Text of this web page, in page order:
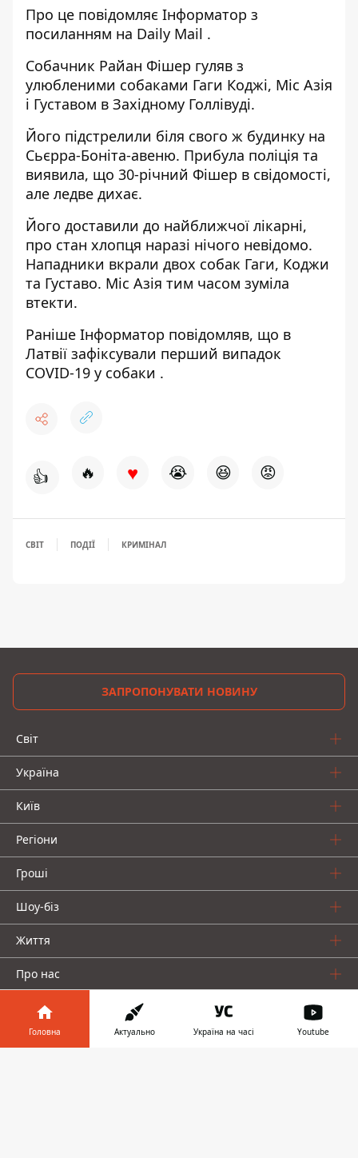
Про це повідомляє Інформатор з
посиланням на Daily Mail .
Собачник Райан Фішер гуляв з
улюбленими собаками Гаги Коджі, Міс Азія
і Густавом в Західному Голлівуді.
Його підстрелили біля свого ж будинку на
Сьєрра-Боніта-авеню. Прибула поліція та
виявила, що 30-річний Фішер в свідомості,
але ледве дихає.
Його доставили до найближчої лікарні,
про стан хлопця наразі нічого невідомо.
Нападники вкрали двох собак Гаги, Коджи
та Густаво. Міс Азія тим часом зуміла
втекти.
Раніше Інформатор повідомляв, що в
Латвії зафіксували перший випадок
COVID-19 у собаки .
👍 🔥 ♥ 😭 😆 😡
СВІТ ПОДІЇ КРИМІНАЛ
ЗАПРОПОНУВАТИ НОВИНУ
Світ
Україна
Київ
Регіони
Гроші
Шоу-біз
Життя
Про нас
Головна Актуально Україна на часі Youtube